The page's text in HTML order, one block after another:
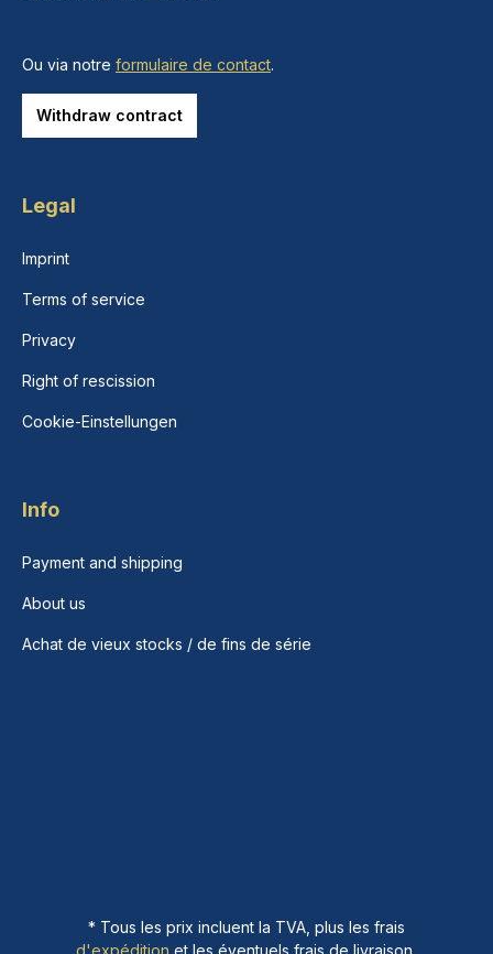
Ou via notre formulaire de contact.
Withdraw contract
Legal
Imprint
Terms of service
Privacy
Right of rescission
Cookie-Einstellungen
Info
Payment and shipping
About us
Achat de vieux stocks / de fins de série
* Tous les prix incluent la TVA, plus les frais